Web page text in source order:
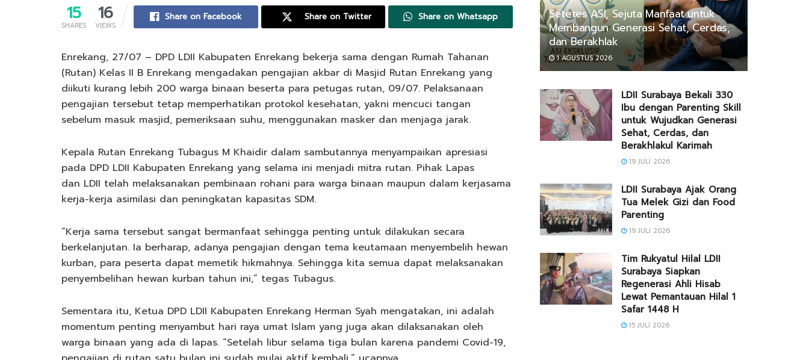
15
SHARES
16
VIEWS
Share on Facebook Share on Twitter Share on Whatsapp
Enrekang, 27/07 – DPD LDII Kabupaten Enrekang bekerja sama dengan Rumah Tahanan
(Rutan) Kelas II B Enrekang mengadakan pengajian akbar di Masjid Rutan Enrekang yang
diikuti kurang lebih 200 warga binaan beserta para petugas rutan, 09/07. Pelaksanaan
pengajian tersebut tetap memperhatikan protokol kesehatan, yakni mencuci tangan
sebelum masuk masjid, pemeriksaan suhu, menggunakan masker dan menjaga jarak.
Kepala Rutan Enrekang Tubagus M Khaidir dalam sambutannya menyampaikan apresiasi
pada DPD LDII Kabupaten Enrekang yang selama ini menjadi mitra rutan. Pihak Lapas
dan LDII telah melaksanakan pembinaan rohani para warga binaan maupun dalam kerjasama
kerja-kerja asimilasi dan peningkatan kapasitas SDM.
“Kerja sama tersebut sangat bermanfaat sehingga penting untuk dilakukan secara
berkelanjutan. Ia berharap, adanya pengajian dengan tema keutamaan menyembelih hewan
kurban, para peserta dapat memetik hikmahnya. Sehingga kita semua dapat melaksanakan
penyembelihan hewan kurban tahun ini,” tegas Tubagus.
Sementara itu, Ketua DPD LDII Kabupaten Enrekang Herman Syah mengatakan, ini adalah
momentum penting menyambut hari raya umat Islam yang juga akan dilaksanakan oleh
warga binaan yang ada di lapas. “Setelah libur selama tiga bulan karena pandemi Covid-19,
Setetes ASI, Sejuta Manfaat untuk
Membangun Generasi Sehat, Cerdas,
dan Berakhlak
1 AGUSTUS 2026
LDII Surabaya Bekali 330
Ibu dengan Parenting Skill
untuk Wujudkan Generasi
Sehat, Cerdas, dan
Berakhlakul Karimah
19 JULI 2026
LDII Surabaya Ajak Orang
Tua Melek Gizi dan Food
Parenting
19 JULI 2026
Tim Rukyatul Hilal LDII
Surabaya Siapkan
Regenerasi Ahli Hisab
Lewat Pemantauan Hilal 1
Safar 1448 H
15 JULI 2026